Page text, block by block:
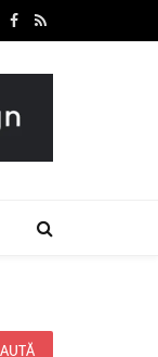
Facebook
RSS